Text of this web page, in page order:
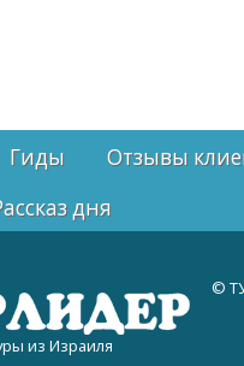
Гиды Отзывы
дня
©
из Израиля